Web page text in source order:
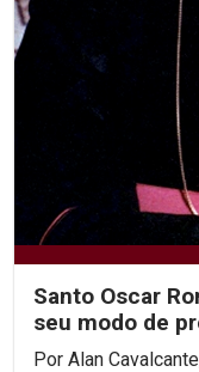
Santo Oscar
seu modo de
reconciliador.
Por Alan Cavalcante, SJ Hoje completam-se